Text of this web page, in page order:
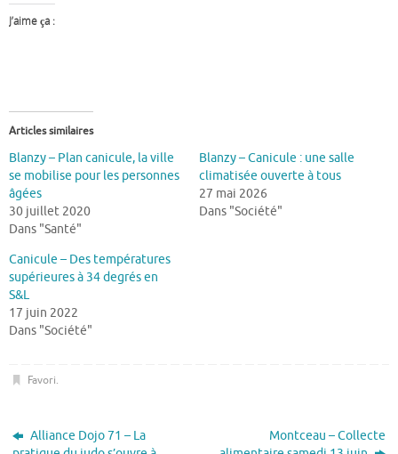
J’aime ça :
Articles similaires
Blanzy – Plan canicule, la ville
se mobilise pour les personnes
âgées
30 juillet 2020
Dans "Santé"
Blanzy – Canicule : une salle
climatisée ouverte à tous
27 mai 2026
Dans "Société"
Canicule – Des températures
supérieures à 34 degrés en
S&L
17 juin 2022
Dans "Société"
Favori.
Alliance Dojo 71 – La
Montceau – Collecte